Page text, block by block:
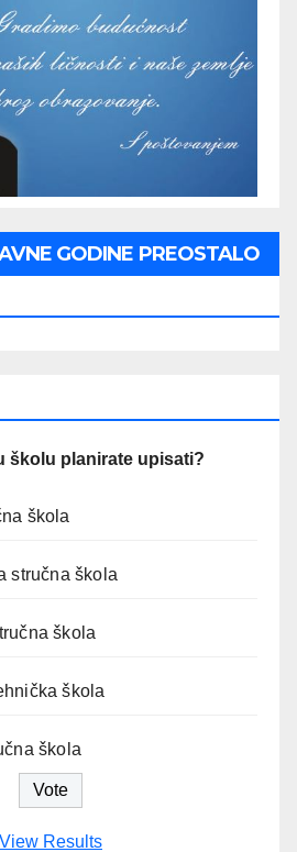
GODINE PREOSTALO
školu planirate upisati?
škola
stručna škola
škola
škola
škola
View Results